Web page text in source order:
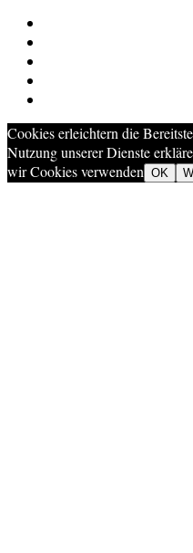
Cookies erleichtern die
Nutzung unserer Dienste
wir Cookies verwenden OK